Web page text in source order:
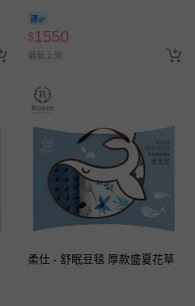
$1550
最新上架
柔仕 - 舒眠豆毯 厚款盛夏花草